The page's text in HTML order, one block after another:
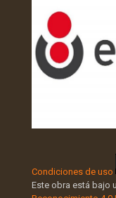
Condiciones de uso
Este obra está bajo